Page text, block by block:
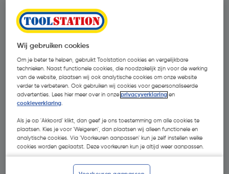
€ 55,17 | Excl. btw € 45,59
Recupelbijdrage inbegrepen
Selecteer winkel - Bekijk voorraadniveaus en haal binnen 10
minuten op
Selecteer vestiging
Wij gebruiken cookies
Om je beter te helpen, gebruikt Toolstation cookies en vergelijkbare
technieken. Naast functionele cookies, die noodzakelijk zijn voor de werking
van de website, plaatsen wij ook analytische cookies om onze website
verder te verbeteren. Ook gebruiken wij cookies voor gepersonaliseerde
advertenties. Lees hier meer over in onzeprivacyverklaring en
cookieverklaring.
Als je op 'Akkoord' klikt, dan geef je ons toestemming om alle cookies te
plaatsen. Kies je voor 'Weigeren', dan plaatsen wij alleen functionele en
analytische cookies. Via 'Voorkeuren aanpassen' kun je zelf instellen welke
cookies worden geplaatst. Deze voorkeuren kun je altijd weer aanpassen.